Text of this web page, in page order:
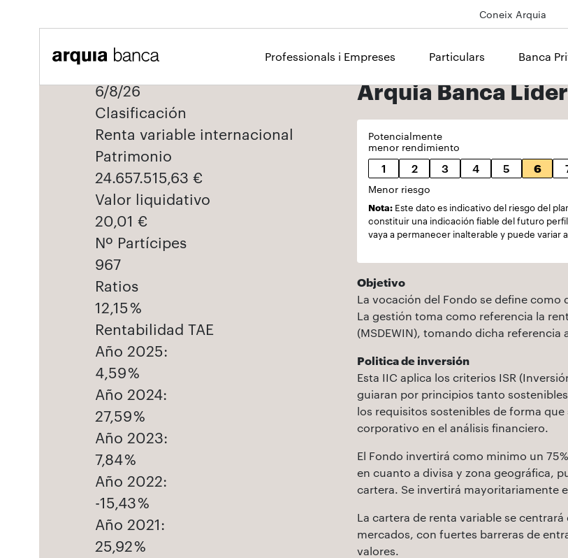
Coneix Arquia
Professionals i Empreses Particulars Banca
6/8/26
Clasificación
Renta variable internacional
Patrimonio
24.657.515,63 €
Valor liquidativo
20,01 €
Nº Partícipes
967
Ratios
12,15 %
Rentabilidad TAE
Año 2025:
4,59 %
Año 2024:
27,59 %
Año 2023:
7,84 %
Año 2022:
-15,43 %
Año 2021:
25,92 %
Arquia Banca
Potencialmente
menor rendimiento
1 2 3 4 5 6
Menor riesgo
Nota: Este dato es indicativo del riesgo del
constituir una indicación fiable del futuro
vaya a permanecer inalterable y puede variar
Objetivo
La vocación del Fondo se define como
La gestión toma como referencia la
(MSDEWIN), tomando dicha
Politica de inversión
Esta IIC aplica los criterios ISR
guiaran por principios tanto
los requisitos sostenibles de forma
corporativo en el análisis financiero.
El Fondo invertirá como minimo un
en cuanto a divisa y zona geográfica,
cartera. Se invertirá mayoritariamente
La cartera de renta variable se
mercados, con fuertes barreras de
valores.